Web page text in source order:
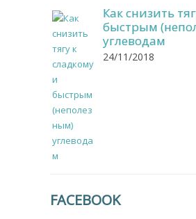
Как снизить
быстрым
углеводам
24/11/2018
FACEBOOK